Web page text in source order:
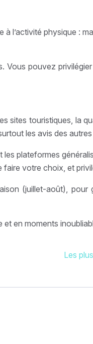
l’activité physique :
pouvez
sites touristiques, la
les avis des
plateformes
votre choix, et
(juillet-août), pour
en moments
Les